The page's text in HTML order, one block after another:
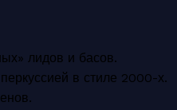
лидов и басов.
в стиле 2000-х.